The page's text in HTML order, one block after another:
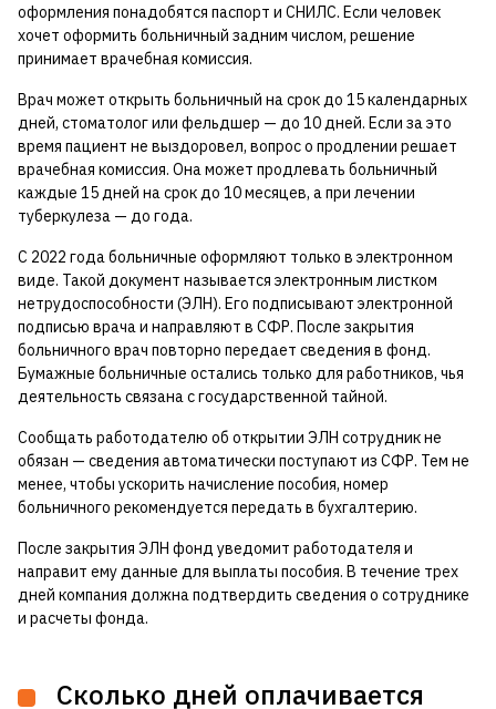
оформления понадобятся паспорт и СНИЛС. Если человек
хочет оформить больничный задним числом, решение
принимает врачебная комиссия.
Врач может открыть больничный на срок до 15 календарных
дней, стоматолог или фельдшер — до 10 дней. Если за это
время пациент не выздоровел, вопрос о продлении решает
врачебная комиссия. Она может продлевать больничный
каждые 15 дней на срок до 10 месяцев, а при лечении
туберкулеза — до года.
С 2022 года больничные оформляют только в электронном
виде. Такой документ называется электронным листком
нетрудоспособности (ЭЛН). Его подписывают электронной
подписью врача и направляют в СФР. После закрытия
больничного врач повторно передает сведения в фонд.
Бумажные больничные остались только для работников, чья
деятельность связана с государственной тайной.
Сообщать работодателю об открытии ЭЛН сотрудник не
обязан — сведения автоматически поступают из СФР. Тем не
менее, чтобы ускорить начисление пособия, номер
больничного рекомендуется передать в бухгалтерию.
После закрытия ЭЛН фонд уведомит работодателя и
направит ему данные для выплаты пособия. В течение трех
дней компания должна подтвердить сведения о сотруднике
и расчеты фонда.
Сколько дней оплачивается